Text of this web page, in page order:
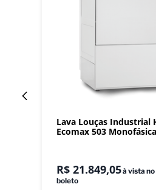
Lava Louças Industrial
Ecomax 503 Monofásica
R$ 21.849,05à vista no
boleto